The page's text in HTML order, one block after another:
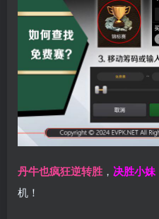
丹牛也疯狂逆转胜 ， 决胜小妹
机！